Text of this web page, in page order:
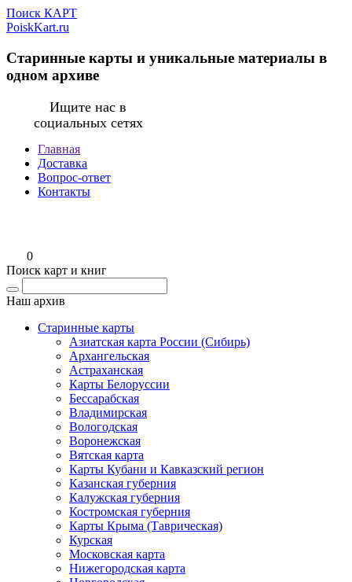
Поиск КАРТ
PoiskKart.ru
Старинные карты и уникальные материалы в
одном архиве
Ищите нас в
социальных сетях
Главная
Доставка
Вопрос-ответ
Контакты
0
Поиск карт и книг
Наш архив
Старинные карты
Азиатская карта России (Сибирь)
Архангельская
Астраханская
Карты Белоруссии
Бессарабская
Владимирская
Вологодская
Воронежская
Вятская карта
Карты Кубани и Кавказский регион
Казанская губерния
Калужская губерния
Костромская губерния
Карты Крыма (Таврическая)
Курская
Московская карта
Нижегородская карта